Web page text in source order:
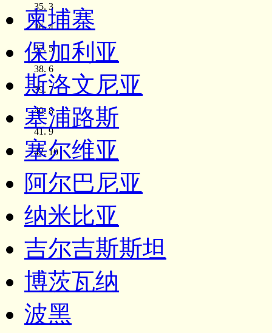
3
4
5
6
7
8
9
10
柬埔寨
保加利亚
斯洛文尼亚
塞浦路斯
塞尔维亚
阿尔巴尼亚
纳米比亚
吉尔吉斯斯坦
博茨瓦纳
波黑